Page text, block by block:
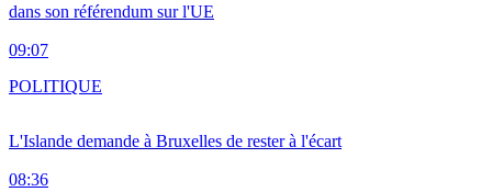
dans son référendum sur l'UE
09:07
L'Islande demande à Bruxelles de rester à l'écart
08:36
POLITIQUE